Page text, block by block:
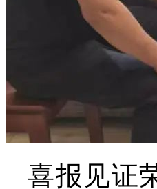
喜报见证